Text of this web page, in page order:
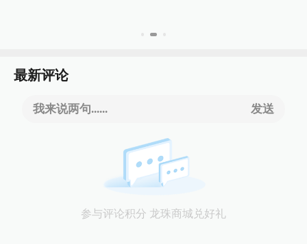
最新评论
我来说两句...... 发送
参与评论积分 龙珠商城兑好礼